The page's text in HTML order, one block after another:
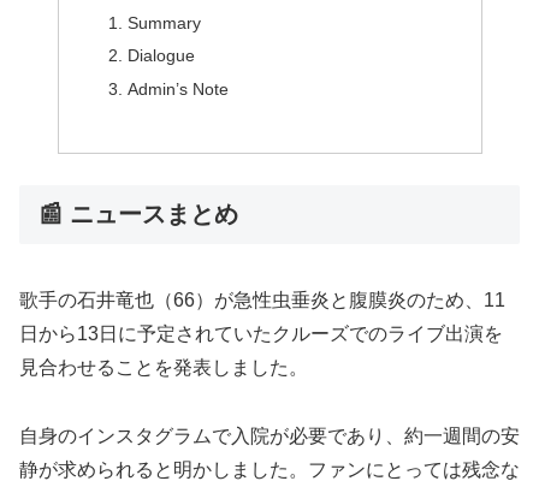
Summary
Dialogue
Admin’s Note
📰 ニュースまとめ
歌手の石井竜也（66）が急性虫垂炎と腹膜炎のため、11
日から13日に予定されていたクルーズでのライブ出演を
見合わせることを発表しました。
自身のインスタグラムで入院が必要であり、約一週間の安
静が求められると明かしました。ファンにとっては残念な